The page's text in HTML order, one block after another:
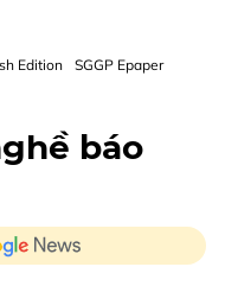
Edition SGGP Epaper
báo